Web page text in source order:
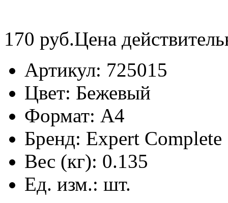
170 руб.Цена
Артикул: 725015
Цвет: Бежевый
Формат: А4
Бренд: Expert Complete
Вес (кг): 0.135
Ед. изм.: шт.